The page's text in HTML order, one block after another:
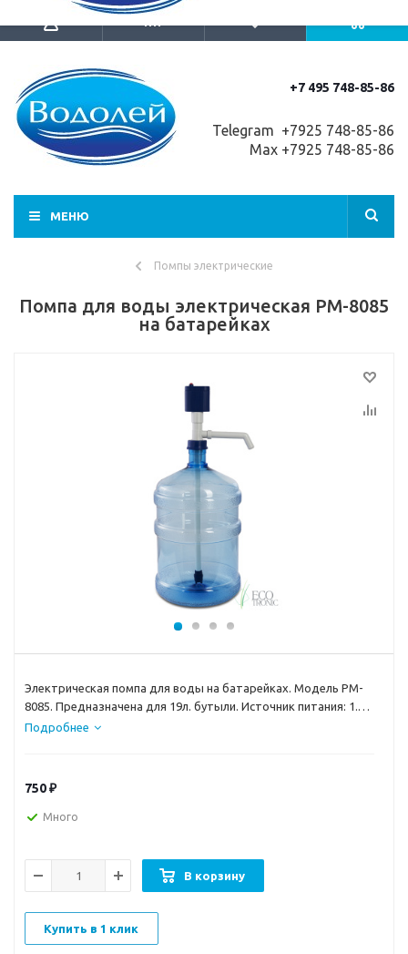
+7 495 748-85-86
Telegram +7925 748-85-86
Max +7925 748-85-86
МЕНЮ
Помпы электрические
Помпа для воды электрическая PM-8085
на батарейках
Электрическая помпа для воды на батарейках. Модель PM-
8085. Предназначена для 19л. бутыли. Источник питания: 1.5V
батарейки "D"- типа 2шт.
Подробнее
750₽
Много
В корзину
Купить в 1 клик